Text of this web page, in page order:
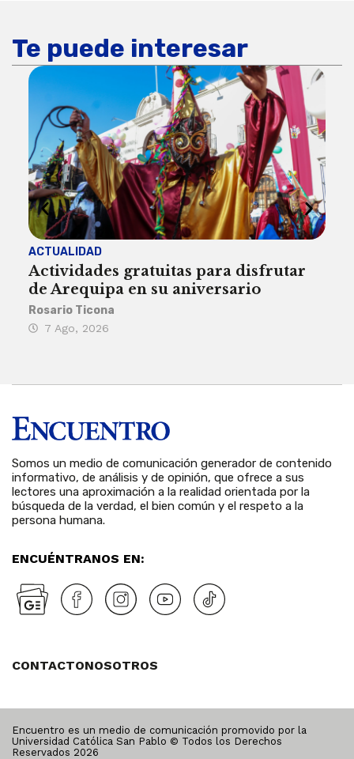
Te puede interesar
ACTUALIDAD
Actividades gratuitas para disfrutar
de Arequipa en su aniversario
Rosario Ticona
7 Ago, 2026
Somos un medio de comunicación generador de contenido
informativo, de análisis y de opinión, que ofrece a sus
lectores una aproximación a la realidad orientada por la
búsqueda de la verdad, el bien común y el respeto a la
persona humana.
ENCUÉNTRANOS EN:
CONTACTONOSOTROS
Encuentro es un medio de comunicación promovido por la
Universidad Católica San Pablo © Todos los Derechos
Reservados 2026